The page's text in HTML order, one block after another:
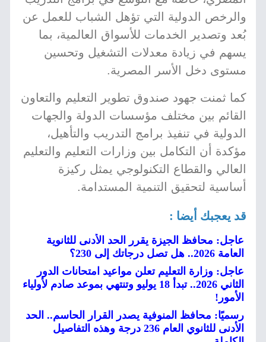
والرخص الدولية التي تؤهل الشباب للعمل عن
بُعد وتصدير الخدمات للأسواق العالمية، بما
يسهم في زيادة معدلات التشغيل وتحسين
مستوى دخل الأسر المصرية.
كما ثمنت جهود صندوق تطوير التعليم والتعاون
القائم بين مختلف مؤسسات الدولة والجهات
الدولية في تنفيذ برامج التدريب والتأهيل،
مؤكدة أن التكامل بين وزارات التعليم والتعليم
العالي والقطاع التكنولوجي يمثل ركيزة
أساسية لتحقيق التنمية المستدامة.
قد يعجبك أيضا :
عاجل: محافظ الجيزة يقرر الحد الأدنى للثانوية
العامة 2026.. هل تصل درجاتك إلى 230؟
عاجل: وزارة التعليم تعلن مواعيد امتحانات الدور
الثاني 2026.. تبدأ 18 يوليو وتنتهي بموعد صادم لأولياء
الأمور!
رسميًا: محافظ المنوفية يصدر القرار الحاسم.. الحد
الأدنى للثانوي العام 236 درجة وهذه التفاصيل